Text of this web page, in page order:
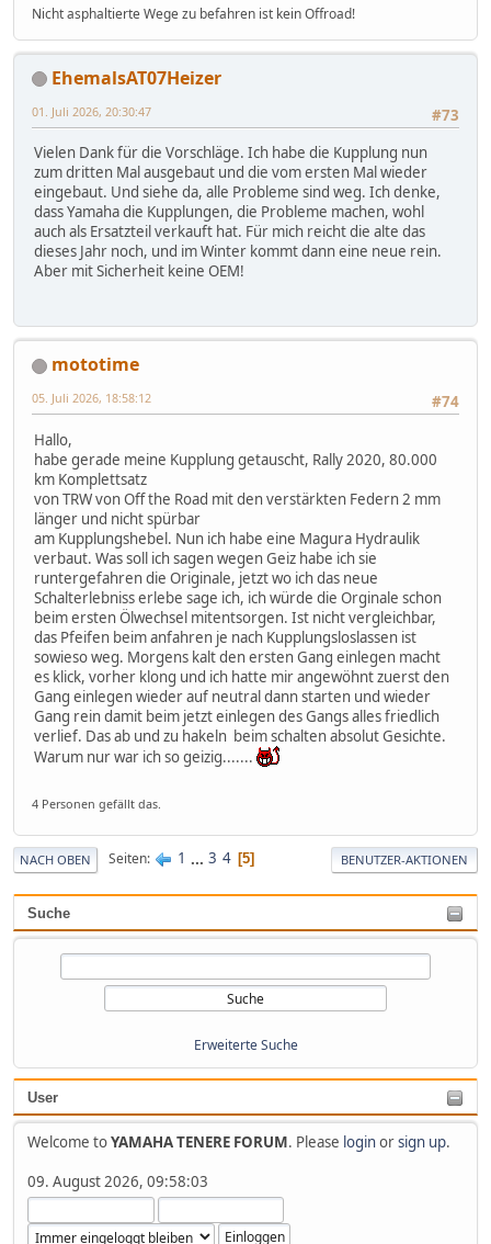
Suche
Erweiterte Suche
User
Welcome toYAMAHA TENERE FORUM. Please loginorsign up.
09. August 2026, 09:58:03
Nicht asphaltierte Wege zu befahren ist kein Offroad!
EhemalsAT07Heizer
#73
01. Juli 2026, 20:30:47
Vielen Dank für die Vorschläge. Ich habe die Kupplung nun
zum dritten Mal ausgebaut und die vom ersten Mal wieder
eingebaut. Und siehe da, alle Probleme sind weg. Ich denke,
dass Yamaha die Kupplungen, die Probleme machen, wohl
auch als Ersatzteil verkauft hat. Für mich reicht die alte das
dieses Jahr noch, und im Winter kommt dann eine neue rein.
Aber mit Sicherheit keine OEM!
mototime
#74
05. Juli 2026, 18:58:12
Hallo,
habe gerade meine Kupplung getauscht, Rally 2020, 80.000
km Komplettsatz
von TRW von Off the Road mit den verstärkten Federn 2 mm
länger und nicht spürbar
am Kupplungshebel. Nun ich habe eine Magura Hydraulik
verbaut. Was soll ich sagen wegen Geiz habe ich sie
runtergefahren die Originale, jetzt wo ich das neue
Schalterlebniss erlebe sage ich, ich würde die Orginale schon
beim ersten Ölwechsel mitentsorgen. Ist nicht vergleichbar,
das Pfeifen beim anfahren je nach Kupplungsloslassen ist
sowieso weg. Morgens kalt den ersten Gang einlegen macht
es klick, vorher klong und ich hatte mir angewöhnt zuerst den
Gang einlegen wieder auf neutral dann starten und wieder
Gang rein damit beim jetzt einlegen des Gangs alles friedlich
verlief. Das ab und zu hakeln beim schalten absolut Gesichte.
Warum nur war ich so geizig.......
4 Personen gefällt das.
NACH OBEN Seiten 1 ... 3 4 5 BENUTZER-AKTIONEN